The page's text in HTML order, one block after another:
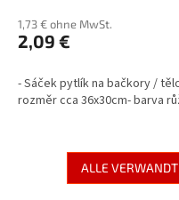
1,73 € ohne MwSt.
2,09 €
- Sáček pytlík na bačkory /
rozměr cca 36x30cm- barva
ALLE